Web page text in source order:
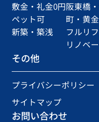
敷金・礼金0円
ペット可
新築・築浅
阪東橋
町・黄
フルリ
リノベ
その他
プライバシーポリシー
サイトマップ
お問い合わせ